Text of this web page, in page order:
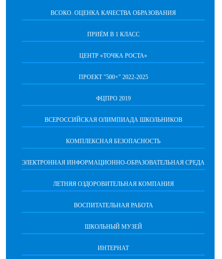
ВСОКО. ОЦЕНКА КАЧЕСТВА ОБРАЗОВАНИЯ
ПРИЁМ В 1 КЛАСС
ЦЕНТР «ТОЧКА РОСТА»
ПРОЕКТ "500+" 2022-2025
ФЦПРО 2019
ВСЕРОССИЙСКАЯ ОЛИМПИАДА ШКОЛЬНИКОВ
КОМПЛЕКСНАЯ БЕЗОПАСНОСТЬ
ЭЛЕКТРОННАЯ ИНФОРМАЦИОННО-ОБРАЗОВАТЕЛЬНАЯ СРЕДА
ЛЕТНЯЯ ОЗДОРОВИТЕЛЬНАЯ КОМПАНИЯ
ВОСПИТАТЕЛЬНАЯ РАБОТА
ШКОЛЬНЫЙ МУЗЕЙ
ИНТЕРНАТ